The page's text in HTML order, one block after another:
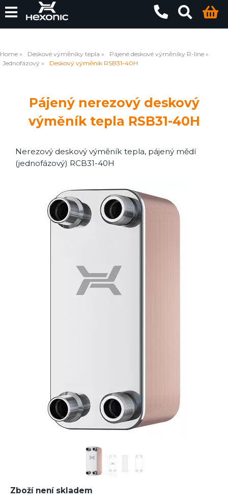
Home Deskové výměníky tepla
Pájené deskové výměníky R-line
Jednofázový
Deskový výměník RSB31-40H
Pájený nerezový deskový
výměník tepla RSB31-40H
Nerezový deskový výměník tepla, pájený mědí
(jednofázový) RCB31-40H
Zboží není skladem